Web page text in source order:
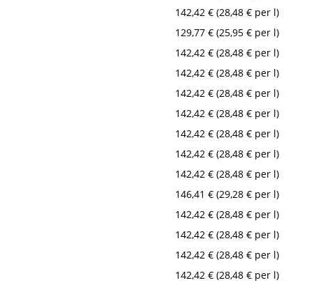
142,42 € (28,48 € per l)
129,77 € (25,95 € per l)
142,42 € (28,48 € per l)
142,42 € (28,48 € per l)
142,42 € (28,48 € per l)
142,42 € (28,48 € per l)
142,42 € (28,48 € per l)
142,42 € (28,48 € per l)
142,42 € (28,48 € per l)
146,41 € (29,28 € per l)
142,42 € (28,48 € per l)
142,42 € (28,48 € per l)
142,42 € (28,48 € per l)
142,42 € (28,48 € per l)